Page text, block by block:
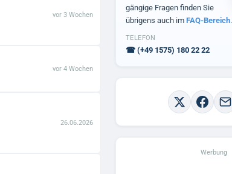
vor 3 Wochen
vor 4 Wochen
26.06.2026
gängige Fragen finden Sie
übrigens auch im FAQ-Bereich.
TELEFON
☎ (+49 1575) 180 22 22
Werbung